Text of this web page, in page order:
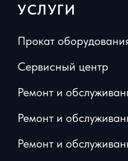
УСЛУГИ
Прокат
Сервисный центр
Ремонт и
Ремонт и
Ремонт и